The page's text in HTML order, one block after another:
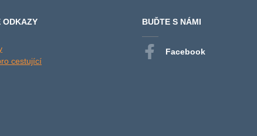
ODKAZY
cestující
BUĎTE S NÁMI
Facebook